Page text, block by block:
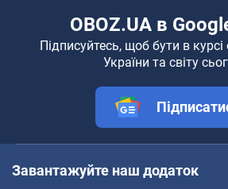
OBOZ.UA в
Підписуйтесь, щоб бути в курсі
України та світу
Завантажуйте наш додаток